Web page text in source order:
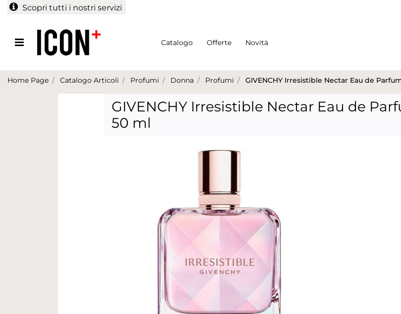
Scopri tutti i nostri servizi
Open menu Catalogo Offerte Novità
Home Page Catalogo Articoli Profumi Donna Profumi GIVENCHY Irresistible Nectar Eau de
GIVENCHY Irresistible Nectar Eau de
50 ml